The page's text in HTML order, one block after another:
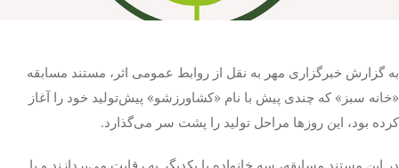
به گزارش خبرگزاری مهر به نقل از روابط عمومی اثر، مستند مسابقه
«خانه سبز» که چندی پیش با نام «کشاورزشو» پیش‌تولید خود را آغاز
کرده بود، این روزها مراحل تولید را پشت سر می‌گذارد.